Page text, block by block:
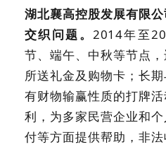
湖北襄高控股发展有限
交织问题。2014年至
节、端午、中秋等节点
所送礼金及购物卡；长
有财物输赢性质的打牌
利，为多家民营企业和
付等方面提供帮助，非